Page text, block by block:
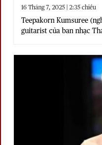
16 Tháng 7, 2025 | 2:35 chiều
Teepakorn Kumsuree
guitarist của ban nhạc